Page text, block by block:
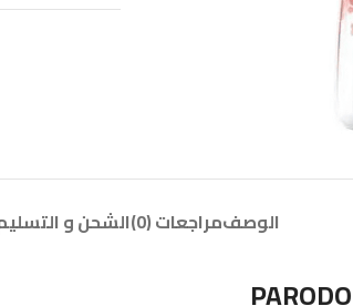
الوصفمراجعات (0) الشحن و